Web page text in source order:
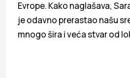
Evrope. Kako naglašava,
je odavno prerastao našu
mnogo šira i veća stvar od